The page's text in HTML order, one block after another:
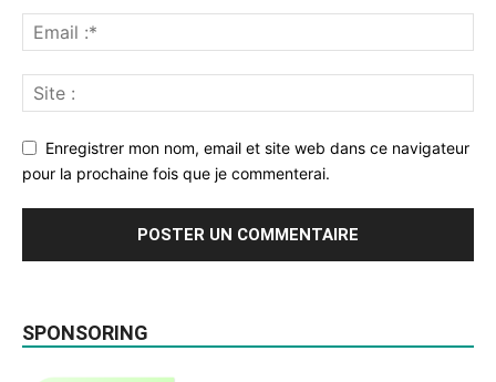
Enregistrer mon nom, email et site web dans ce navigateur
pour la prochaine fois que je commenterai.
SPONSORING